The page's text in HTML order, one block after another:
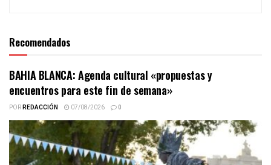
Recomendados
BAHIA BLANCA: Agenda cultural «propuestas y
encuentros para este fin de semana»
PORREDACCIÓN 07/08/2026 0